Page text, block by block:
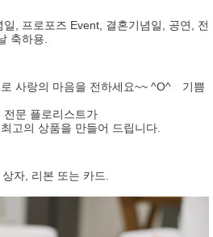
, 프로포즈 Event, 결혼기념일, 공연, 전
축하용.
사랑의 마음을 전하세요~~ ^O^ 기쁨
문 플로리스트가
고의 상품을 만들어 드립니다.
자, 리본 또는 카드.